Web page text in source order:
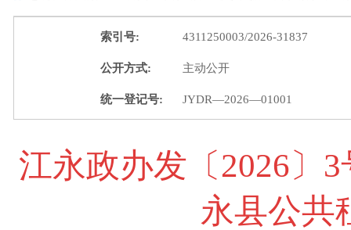
索引号: 4311250003/2026-31837
公开方式: 主动公开
统一登记号: JYDR—2026—01001
江永政办发〔2026〕
永县公共